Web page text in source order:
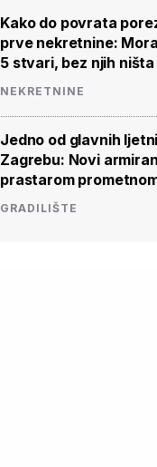
Kako do povrata
prve nekretnine:
5 stvari, bez njih ništa
NEKRETNINE
Jedno od glavnih
Zagrebu: Novi
prastarom
GRADILIŠTE